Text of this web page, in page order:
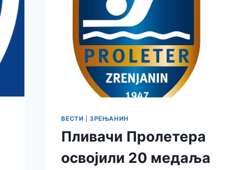
ТОПЛОТНИ
ТАЛАС
ВЕСТИ |ЗРЕЊАНИН
Пливачи Пролетера
освојили 20 медаља